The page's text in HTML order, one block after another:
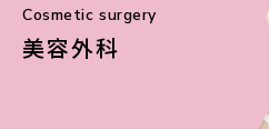
美容皮膚科
Cosmetic surgery
美容外科